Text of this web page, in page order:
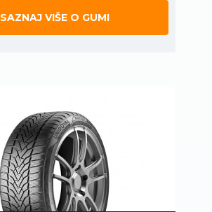
SAZNAJ VIŠE O GUMI